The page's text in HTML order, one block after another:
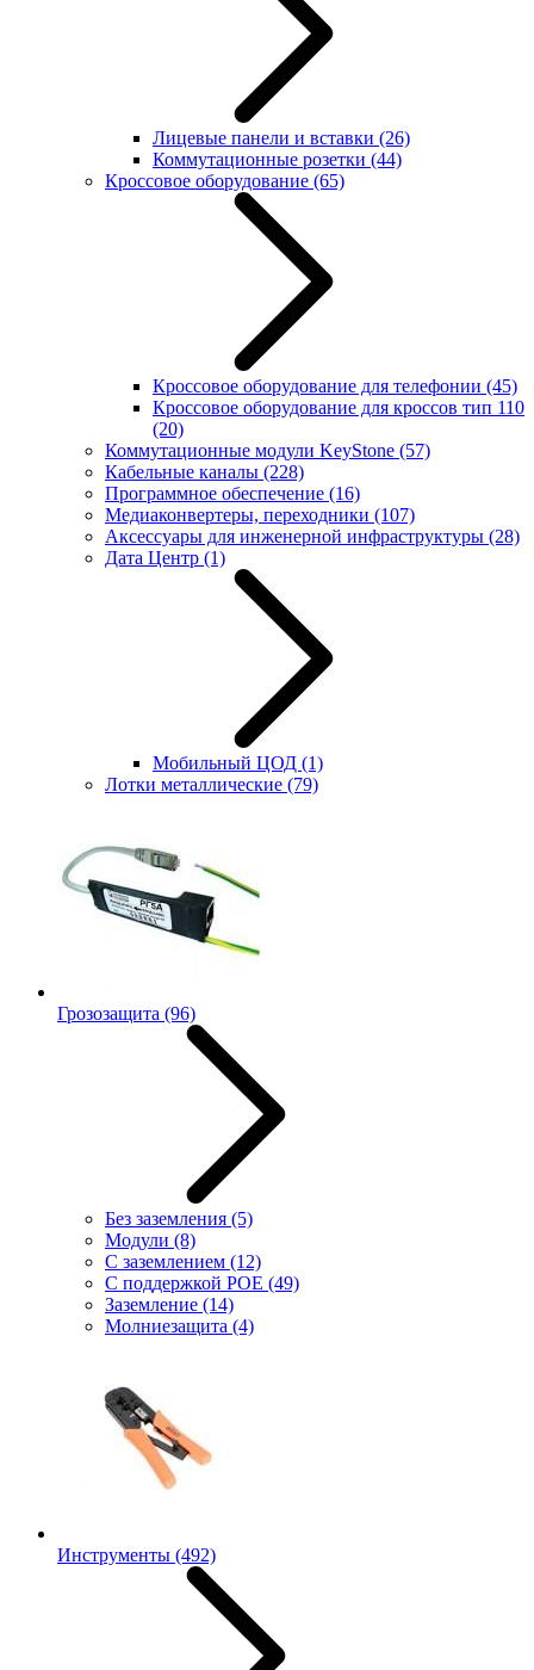
Лицевые панели и вставки (26)
Коммутационные розетки (44)
Кроссовое оборудование (65)
Кроссовое оборудование для телефонии (45)
Кроссовое оборудование для кроссов тип 110
(20)
Коммутационные модули KeyStone (57)
Кабельные каналы (228)
Программное обеспечение (16)
Медиаконвертеры, переходники (107)
Аксессуары для инженерной инфраструктуры (28)
Дата Центр (1)
Мобильный ЦОД (1)
Лотки металлические (79)
Грозозащита (96)
Без заземления (5)
Модули (8)
С заземлением (12)
С поддержкой POE (49)
Заземление (14)
Молниезащита (4)
Инструменты (492)